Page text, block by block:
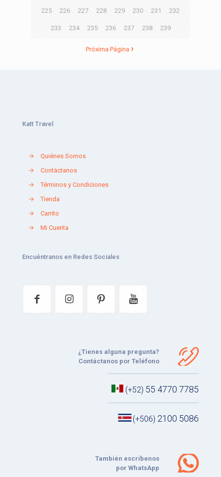
225 226 227 228 229 230 231 232
233 234 235 236 237 238 239
Próxima Página
Katt Travel
→
Quiénes Somos
→
Contáctanos
→
Términos y Condiciones
→
Tienda
→
Carrito
→
Mi Cuenta
Encuéntranos en Redes Sociales
¿Tienes alguna pregunta?
Contáctanos por Teléfono
(+52) 55 4770 7785
(+506) 2100 5086
También escríbenos
por WhatsApp